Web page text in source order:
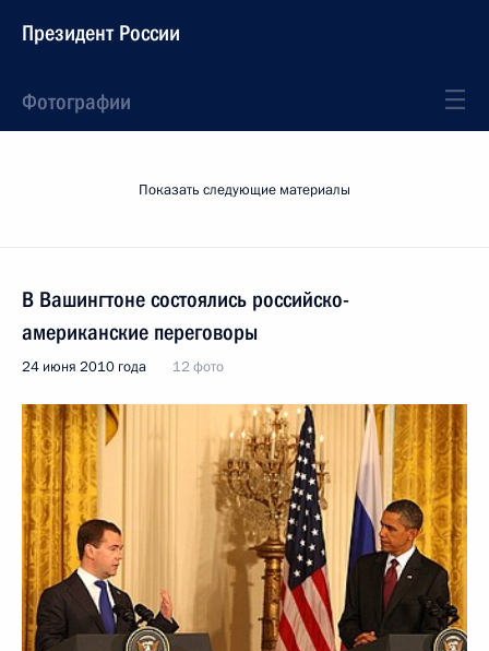
Президент России
Фотографии
Показать следующие материалы
В Вашингтоне состоялись российско-
американские переговоры
24 июня 2010 года 12 фото